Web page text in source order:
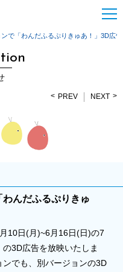
で「わんだふるぷりきゅあ！」3D広
PREV NEXT
んだふるぷりきゅ
10日(月)~6月16日(日)の7
3D広告を放映いたしま
でも、別バージョンの3D